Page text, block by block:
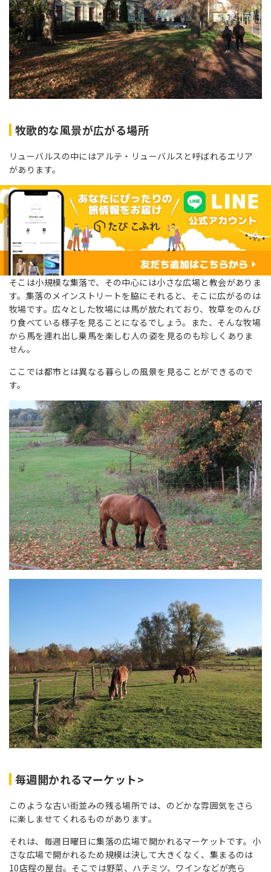
牧歌的な風景が広がる場所
リューバルスの中にはアルテ・リューバルスと呼ばれるエリア
があります。
そこは小規模な集落で、その中心には小さな広場と教会がありま
す。集落のメインストリートを脇にそれると、そこに広がるのは
牧場です。広々とした牧場には馬が放たれており、牧草をのんび
り食べている様子を見ることになるでしょう。また、そんな牧場
から馬を連れ出し乗馬を楽しむ人の姿を見るのも珍しくありま
せん。
ここでは都市とは異なる暮らしの風景を見ることができるので
す。
毎週開かれるマーケット>
このような古い街並みの残る場所では、のどかな雰囲気をさら
に楽しませてくれるものがあります。
それは、毎週日曜日に集落の広場で開かれるマーケットです。小
さな広場で開かれるため規模は決して大きくなく、集まるのは
10店程の屋台。そこでは野菜、ハチミツ、ワインなどが売ら